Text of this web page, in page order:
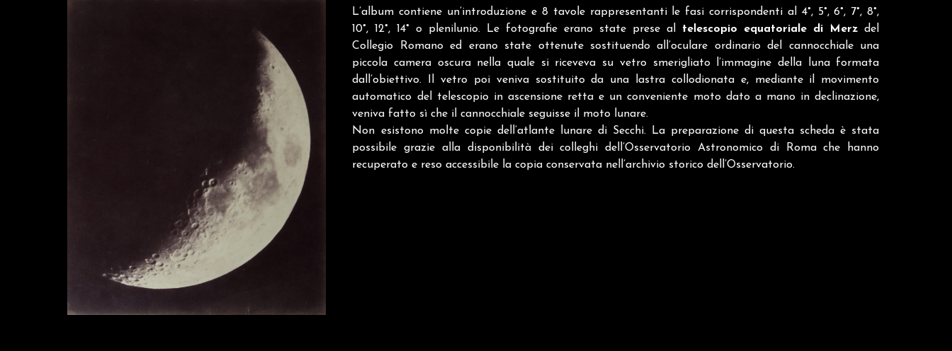
L’album contiene un’introduzione e 8 tavole rappresentanti le fasi corrispondenti al 4°, 5°, 6°, 7°, 8°,
10°, 12°, 14° o plenilunio. Le fotografie erano state prese al telescopio equatoriale di Merz del
Collegio Romano ed erano state ottenute sostituendo all’oculare ordinario del cannocchiale una
piccola camera oscura nella quale si riceveva su vetro smerigliato l’immagine della luna formata
dall’obiettivo. Il vetro poi veniva sostituito da una lastra collodionata e, mediante il movimento
automatico del telescopio in ascensione retta e un conveniente moto dato a mano in declinazione,
veniva fatto sì che il cannocchiale seguisse il moto lunare.
Non esistono molte copie dell’atlante lunare di Secchi. La preparazione di questa scheda è stata
possibile grazie alla disponibilità dei colleghi dell’Osservatorio Astronomico di Roma che hanno
recuperato e reso accessibile la copia conservata nell’archivio storico dell’Osservatorio.